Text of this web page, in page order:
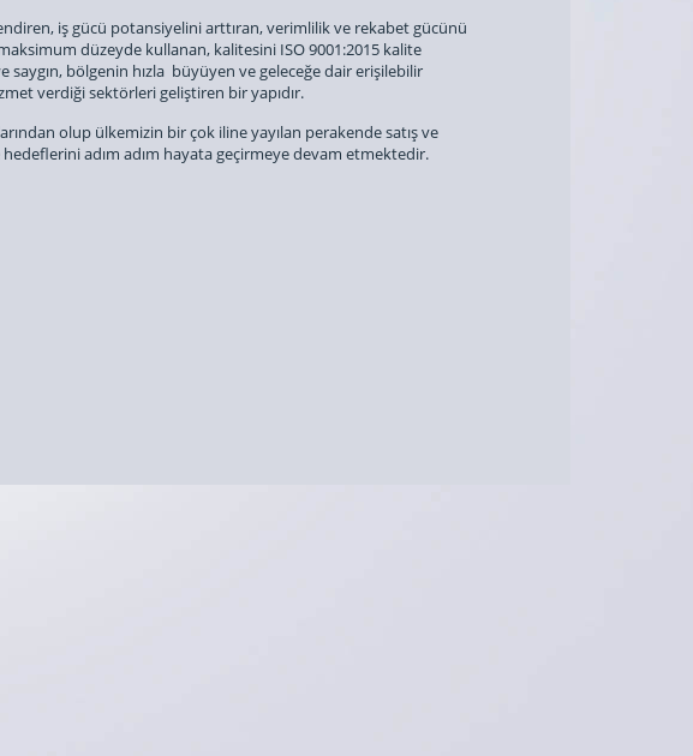
iş gücü potansiyelini arttıran, verimlilik ve rekabet gücünü
düzeyde kullanan, kalitesini ISO 9001:2015 kalite
saygın, bölgenin hızla büyüyen ve geleceğe dair erişilebilir
verdiği sektörleri geliştiren bir yapıdır.
olup ülkemizin bir çok iline yayılan perakende satış ve
adım adım hayata geçirmeye devam etmektedir.